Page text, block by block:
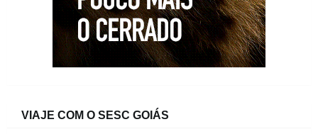
VIAJE COM O SESC GOIÁS